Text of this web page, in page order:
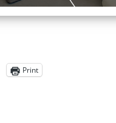
Print